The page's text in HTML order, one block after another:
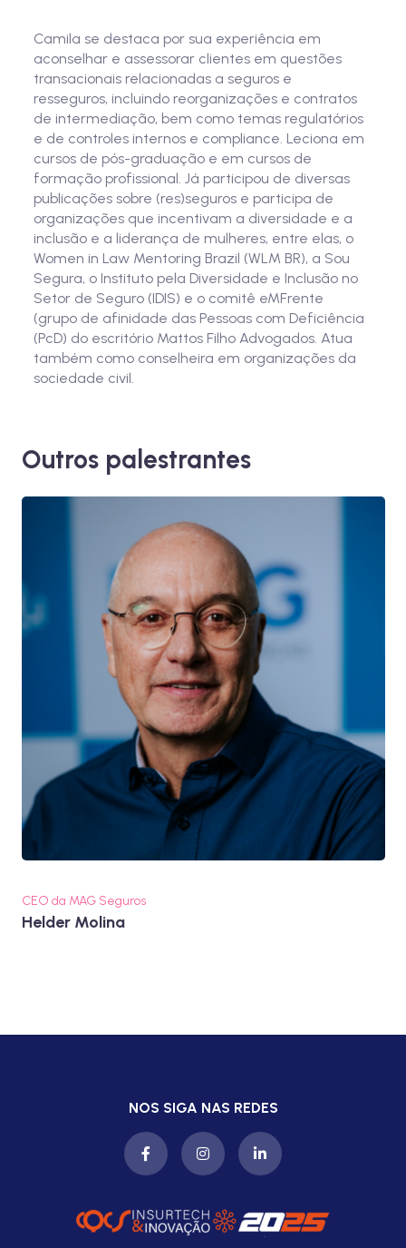
Camila se destaca por sua experiência em
aconselhar e assessorar clientes em questões
transacionais relacionadas a seguros e
resseguros, incluindo reorganizações e contratos
de intermediação, bem como temas regulatórios
e de controles internos e compliance. Leciona em
cursos de pós-graduação e em cursos de
formação profissional. Já participou de diversas
publicações sobre (res)seguros e participa de
organizações que incentivam a diversidade e a
inclusão e a liderança de mulheres, entre elas, o
Women in Law Mentoring Brazil (WLM BR), a Sou
Segura, o Instituto pela Diversidade e Inclusão no
Setor de Seguro (IDIS) e o comitê eMFrente
(grupo de afinidade das Pessoas com Deficiência
(PcD) do escritório Mattos Filho Advogados. Atua
também como conselheira em organizações da
sociedade civil.
Outros palestrantes
CEO da MAG Seguros
Helder Molina
NOS SIGA NAS REDES